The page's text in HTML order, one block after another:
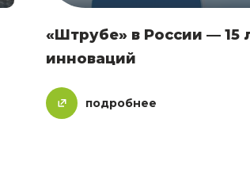
«Штрубе» в России — 15
инноваций
подробнее